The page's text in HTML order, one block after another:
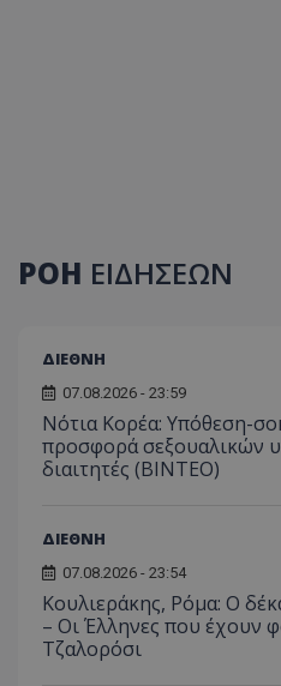
ΡΟΗ ΕΙΔΗΣΕΩΝ
ΔΙΕΘΝΗ
07.08.2026 - 23:59
Νότια Κορέα: Υπόθεση-
προσφορά σεξουαλικών
διαιτητές (BINTEO)
ΔΙΕΘΝΗ
07.08.2026 - 23:54
Κουλιεράκης, Ρόμα: Ο
– Οι Έλληνες που έχουν
Τζαλορόσι